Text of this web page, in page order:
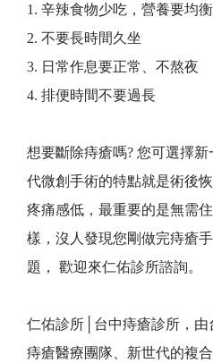
1. 辛辣食物少吃，營養要均衡
2. 不要長時間久坐
3. 日常作息要正常、不熬夜
4. 排便時間不要過長
想要斷除痔瘡嗎? 您可選擇
代微創手術的特點就是術後
疼痛感低，最重要的是無需
樣，沒人發現您剛做完痔瘡
題， 歡迎來仁佑診所諮詢。
仁佑診所│台中痔瘡診所，
痔瘡醫療團隊、新世代的複